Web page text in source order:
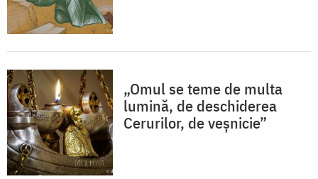
„Omul se teme de multa
lumină, de deschiderea
Cerurilor, de veșnicie”